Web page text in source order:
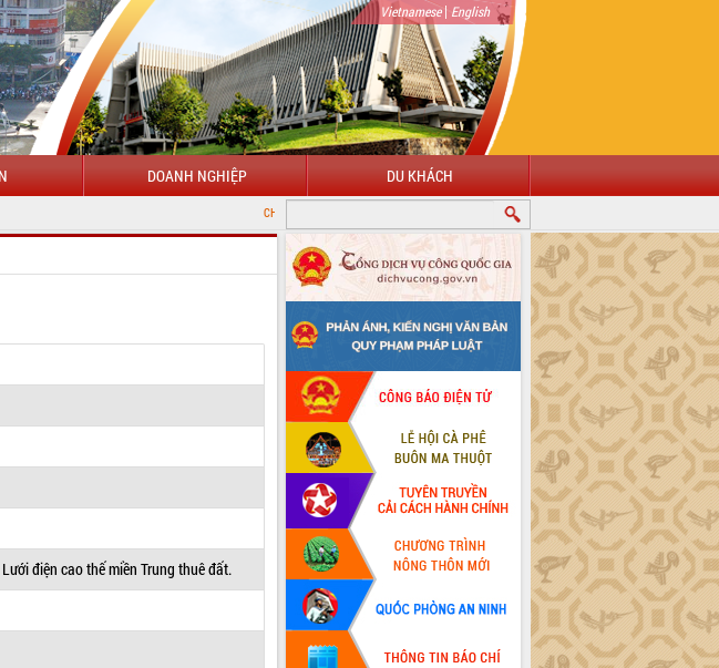
Vietnamese| English
DOANH NGHIỆP DU KHÁCH
CHÀO MỪNG ĐẾN VỚI CỔNG THÔNG TIN ĐIỆN TỬ TỈNH ĐẮK LẮK
điện cao thế miền Trung thuê đất.